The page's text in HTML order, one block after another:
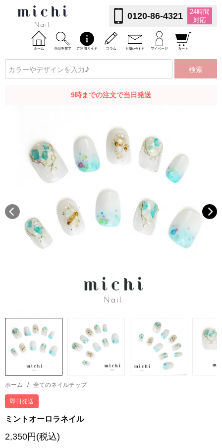
0120-86-4321
24時間
対応
検索
9時までの注文で当日発送
ホーム / 全てのネイルチップ
即日発送
ミントオーロラネイル
2,350円(税込)